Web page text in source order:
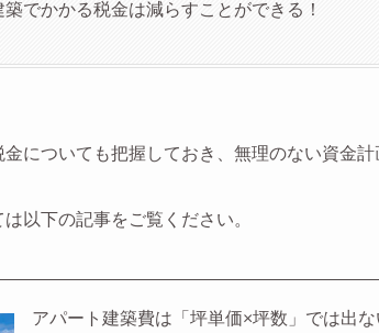
築でかかる税金は減らすことができる！
についても把握しておき、無理のない資金計
以下の記事をご覧ください。
アパート建築費は「坪単価×坪数」では出